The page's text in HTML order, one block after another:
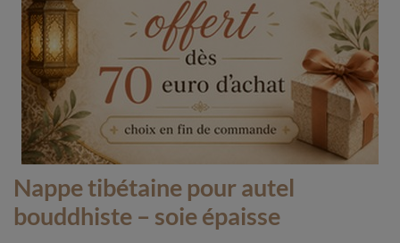
Nappe tibétaine pour autel
bouddhiste – soie épaisse